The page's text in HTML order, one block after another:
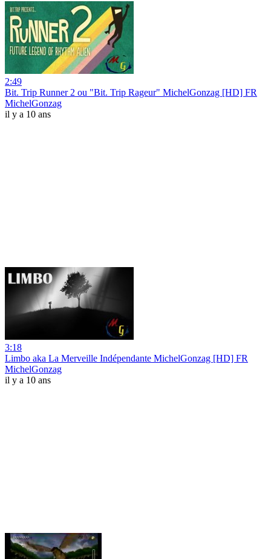
2:49
Bit. Trip Runner 2 ou "Bit. Trip Rageur" MichelGonzag [HD] FR
MichelGonzag
il y a 10 ans
3:18
Limbo aka La Merveille Indépendante MichelGonzag [HD] FR
MichelGonzag
il y a 10 ans